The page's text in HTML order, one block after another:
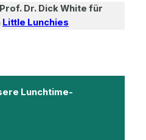
Dr. Dick White für
Little Lunchies
Lunchtime-